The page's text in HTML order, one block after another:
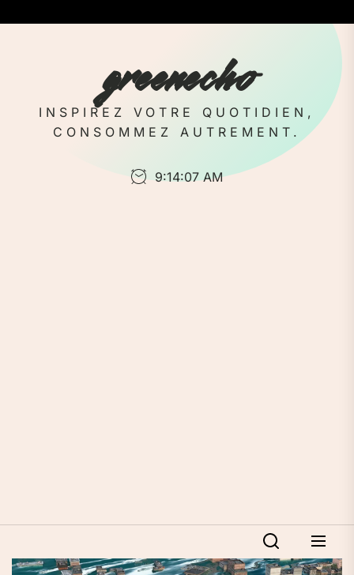
to
greenecho
INSPIREZ VOTRE QUOTIDIEN,
CONSOMMEZ AUTREMENT.
9:14:08 AM